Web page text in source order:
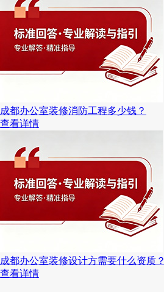
成都办公室装修消防工程多少钱？
查看详情
成都办公室装修设计方需要什么资质？
查看详情